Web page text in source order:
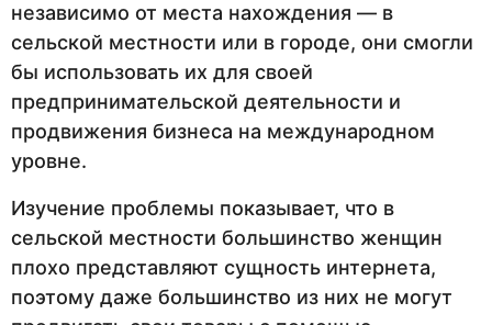
независимо от места нахождения — в
сельской местности или в городе, они смогли
бы использовать их для своей
предпринимательской деятельности и
продвижения бизнеса на международном
уровне.
Изучение проблемы показывает, что в
сельской местности большинство женщин
плохо представляют сущность интернета,
поэтому даже большинство из них не могут